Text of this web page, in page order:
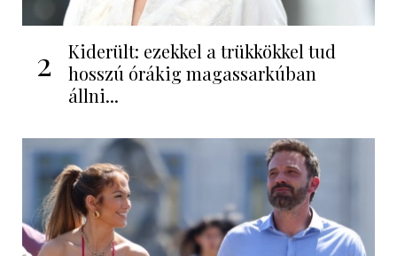
2
Kiderült: ezekkel a trükkökkel tud
hosszú órákig magassarkúban
állni...